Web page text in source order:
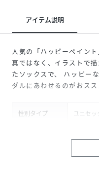
アイテム説明
人気の「ハッピーペイン
真ではなく、イラストで
たソックスで、 ハッピー
ダルにあわせるのがおスス
性別タイプ ユニセッ
ポリエス